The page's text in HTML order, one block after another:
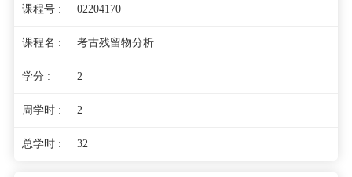
02204170
考古残留物分析
2
2
32